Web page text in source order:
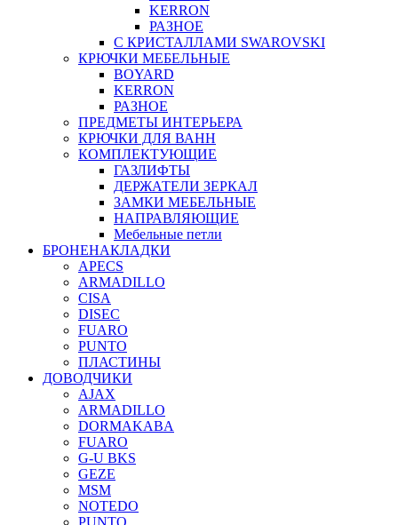
KERRON
РАЗНОЕ
С КРИСТАЛЛАМИ SWAROVSKI
КРЮЧКИ МЕБЕЛЬНЫЕ
BOYARD
KERRON
РАЗНОЕ
ПРЕДМЕТЫ ИНТЕРЬЕРА
КРЮЧКИ ДЛЯ ВАНН
КОМПЛЕКТУЮЩИЕ
ГАЗЛИФТЫ
ДЕРЖАТЕЛИ ЗЕРКАЛ
ЗАМКИ МЕБЕЛЬНЫЕ
НАПРАВЛЯЮЩИЕ
Мебельные петли
БРОНЕНАКЛАДКИ
APECS
ARMADILLO
CISA
DISEC
FUARO
PUNTO
ПЛАСТИНЫ
ДОВОДЧИКИ
AJAX
ARMADILLO
DORMAKABA
FUARO
G-U BKS
GEZE
MSM
NOTEDO
PUNTO